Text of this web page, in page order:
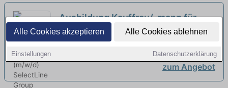
Alle Cookies akzeptieren Alle Cookies ablehnen
Einstellungen Datenschutzerklärung
Ausbildung Kauffrau/-mann für
Büromanagement (m/w/d) neu
SelectLine Group | Olpe, Biggesee
zum Angebot